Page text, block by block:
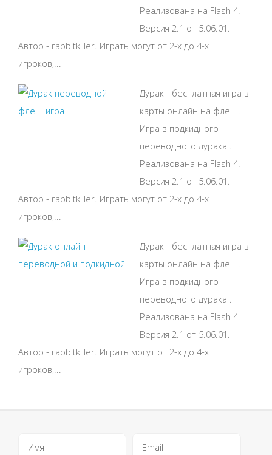
Реализована на Flash 4.
Версия 2.1 от 5.06.01.
Автор - rabbitkiller. Играть могут от 2-х до 4-х
игроков,...
Дурак - бесплатная игра в
карты онлайн на флеш.
Игра в подкидного
переводного дурака .
Реализована на Flash 4.
Версия 2.1 от 5.06.01.
Автор - rabbitkiller. Играть могут от 2-х до 4-х
игроков,...
Дурак - бесплатная игра в
карты онлайн на флеш.
Игра в подкидного
переводного дурака .
Реализована на Flash 4.
Версия 2.1 от 5.06.01.
Автор - rabbitkiller. Играть могут от 2-х до 4-х
игроков,...